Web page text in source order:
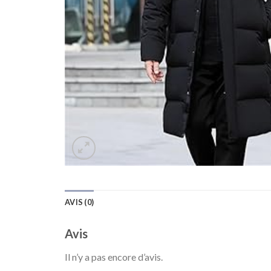
AVIS (0)
Avis
Il n’y a pas encore d’avis.